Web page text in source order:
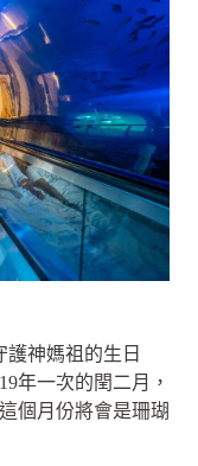
神媽祖的生日
年一次的閏二月，
個月份將會是珊瑚